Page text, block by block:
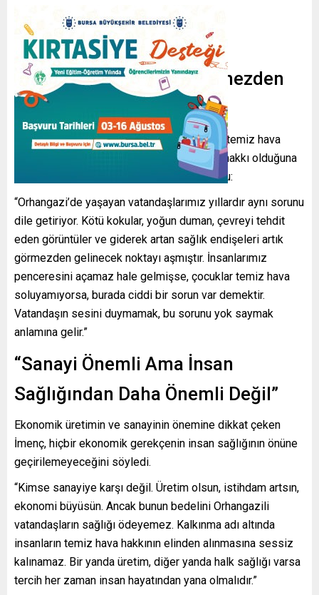
“Vatandaşın Feryadı Görmezden
Gelinemez”
Gelecek Partisi İlçe Başkanı Yılmaz İmenç, temiz hava
talebinin bir ayrıcalık değil, en temel insan hakkı olduğuna
dikkat çekerek şu değerlendirmede bulundu:
“Orhangazi’de yaşayan vatandaşlarımız yıllardır aynı sorunu
dile getiriyor. Kötü kokular, yoğun duman, çevreyi tehdit
eden görüntüler ve giderek artan sağlık endişeleri artık
görmezden gelinecek noktayı aşmıştır. İnsanlarımız
penceresini açamaz hale gelmişse, çocuklar temiz hava
soluyamıyorsa, burada ciddi bir sorun var demektir.
Vatandaşın sesini duymamak, bu sorunu yok saymak
anlamına gelir.”
“Sanayi Önemli Ama İnsan
Sağlığından Daha Önemli Değil”
Ekonomik üretimin ve sanayinin önemine dikkat çeken
İmenç, hiçbir ekonomik gerekçenin insan sağlığının önüne
geçirilemeyeceğini söyledi.
“Kimse sanayiye karşı değil. Üretim olsun, istihdam artsın,
ekonomi büyüsün. Ancak bunun bedelini Orhangazili
vatandaşların sağlığı ödeyemez. Kalkınma adı altında
insanların temiz hava hakkının elinden alınmasına sessiz
kalınamaz. Bir yanda üretim, diğer yanda halk sağlığı varsa
tercih her zaman insan hayatından yana olmalıdır.”